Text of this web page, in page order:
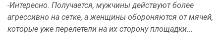
-Интересно. Получается, мужчины действуют более
агрессивно на сетке, а женщины обороняются от мячей,
которые уже перелетели на их сторону площадки...